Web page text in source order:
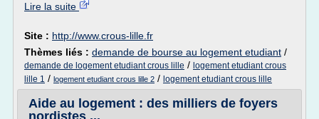
Lire la suite
Site : http://www.crous-lille.fr
Thèmes liés : demande de bourse au logement etudiant /
demande de logement etudiant crous lille / logement etudiant crous
lille 1 / logement etudiant crous lille 2 / logement etudiant crous lille
Aide au logement : des milliers de foyers
nordistes ...